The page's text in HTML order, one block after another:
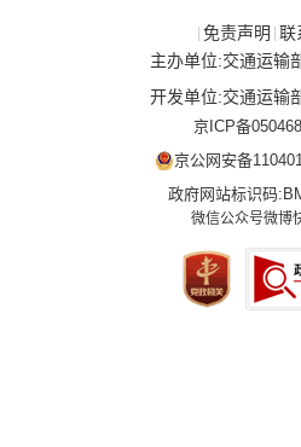
| 免责声明 | 联
主办单位:交通运输
开发单位:交通运输
京ICP备
京公网安备
政府网站标识码
微信公众号微博